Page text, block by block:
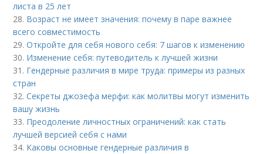
листа в 25 лет
28. Возраст не имеет значения: почему в паре важнее
всего совместимость
29.Откройте для себя нового себя: 7 шагов к изменению
30. Изменение себя: путеводитель к лучшей жизни
31. Гендерные различия в мире труда: примеры из разных
стран
32.Секреты джозефа мерфи: как молитвы могут изменить
вашу жизнь
33. Преодоление личностных ограничений: как стать
лучшей версией себя с нами
34. Каковы основные гендерные различия в